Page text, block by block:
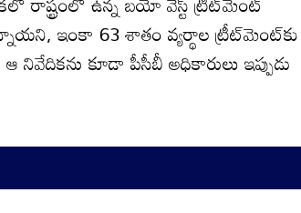
ఇంకా 63 శాతం వ్యర్థాల ట్రీట్‌మెంట్‌కు
కూడా పీసీబీ అధికారులు ఇప్పుడు